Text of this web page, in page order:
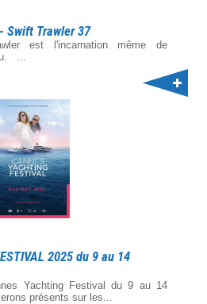
Swift Trawler 37
est l'incarnation même de
...
2025 du 9 au 14
Yachting Festival du 9 au 14
présents sur les...